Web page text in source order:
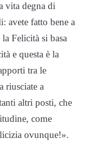
vita degna di
avete fatto bene a
Felicità si basa
e questa è la
tra le
riusciate a
altri posti, che
come
ovunque!».